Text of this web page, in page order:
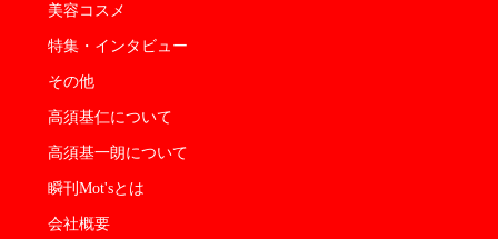
美容コスメ
特集・インタビュー
その他
高須基仁について
高須基一朗について
瞬刊Mot'sとは
会社概要